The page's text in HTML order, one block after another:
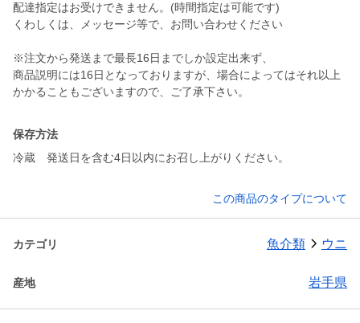
配達指定はお受けできません。(時間指定は可能です)
くわしくは、メッセージ等で、お問い合わせください
※注文から発送まで最長16日までしか設定出来ず、
商品説明には16日となっておりますが、場合によってはそれ以上
かかることもございますので、ご了承下さい。
保存方法
冷蔵 発送日を含む4日以内にお召し上がりください。
この商品のタイプについて
カテゴリ 魚介類 ウニ
産地 岩手県